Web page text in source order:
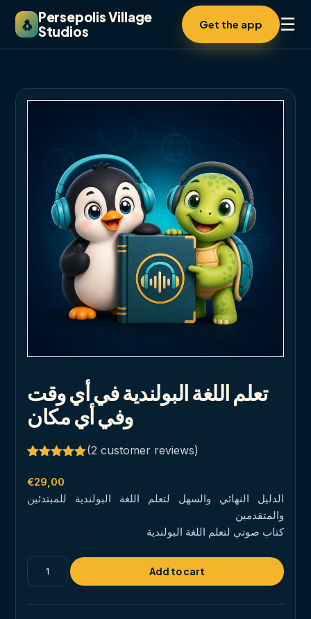
🐧 Persepolis Village
Studios
Get the app ☰
تعلم اللغة البولندية في أي وقت
وفي أي مكان
out of 5
based on
customer
(2 customer reviews)
€29,00
الدليل النهائي والسهل لتعلم اللغة البولندية للمبتدئين
والمتقدمين
كتاب صوتي لتعلم اللغة البولندية
تعلم
اللغة
Add to cart